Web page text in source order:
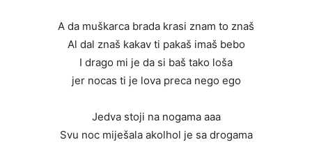
A da muškarca brada krasi znam to znaš
Al dal znaš kakav ti pakaš imaš bebo
I drago mi je da si baš tako loša
jer nocas ti je lova preca nego ego
Jedva stoji na nogama aaa
Svu noc miješala akolhol je sa drogama